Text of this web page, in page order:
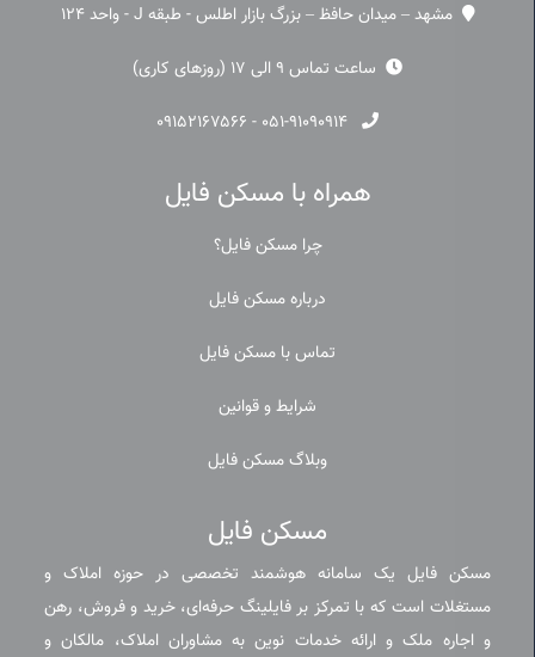
مشهد – میدان حافظ – بزرگ بازار اطلس - طبقه J - واحد 124
ساعت تماس 9 الی 17 (روزهای کاری)
۰۵۱-۹۱۰۹۰۹۱۴ - ۰۹۱۵۲۱۶۷۵۶۶
همراه با مسکن فایل
چرا مسکن فایل؟
درباره مسکن فایل
تماس با مسکن فایل
شرایط و قوانین
وبلاگ مسکن فایل
مسکن فایل
مسکن فایل یک سامانه هوشمند تخصصی در حوزه املاک و
مستغلات است که با تمرکز بر فایلینگ حرفه‌ای، خرید و فروش، رهن
و اجاره ملک و ارائه خدمات نوین به مشاوران املاک، مالکان و